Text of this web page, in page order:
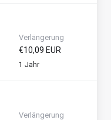
Verlängerung
€10,09 EUR
1 Jahr
Verlängerung